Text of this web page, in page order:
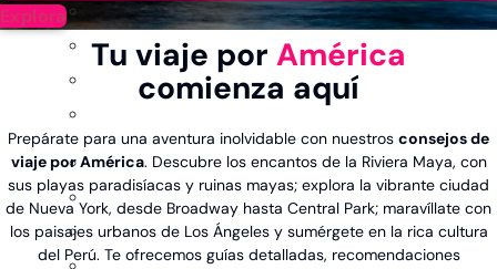
Explora
Tu viaje por América
comienza aquí
Prepárate para una aventura inolvidable con nuestros consejos de
viaje por América. Descubre los encantos de la Riviera Maya, con
sus playas paradisíacas y ruinas mayas; explora la vibrante ciudad
de Nueva York, desde Broadway hasta Central Park; maravíllate con
los paisajes urbanos de Los Ángeles y sumérgete en la rica cultura
del Perú. Te ofrecemos guías detalladas, recomendaciones